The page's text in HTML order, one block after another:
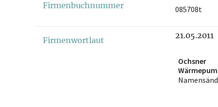
Firmenbuchnummer 085708t
Firmenwortlaut 21.05.2011
Ochsner
GmbH